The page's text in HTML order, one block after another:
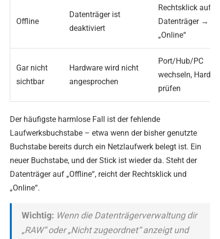
Offline
Datenträger ist
deaktiviert
Rechtsklick auf
Datenträger →
„Online“
Gar nicht
sichtbar
Hardware wird nicht
angesprochen
Port/Hub/PC
wechseln,
prüfen
Der häufigste harmlose Fall ist der fehlende
Laufwerksbuchstabe – etwa wenn der bisher genutzte
Buchstabe bereits durch ein Netzlaufwerk belegt ist. Ein
neuer Buchstabe, und der Stick ist wieder da. Steht der
Datenträger auf „Offline“, reicht der Rechtsklick und
„Online“.
Wichtig: Wenn die Datenträgerverwaltung dir
„RAW“ oder „Nicht zugeordnet“ anzeigt und